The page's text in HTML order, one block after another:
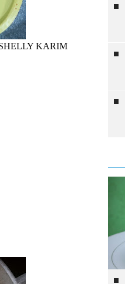
SHELLY KARIM